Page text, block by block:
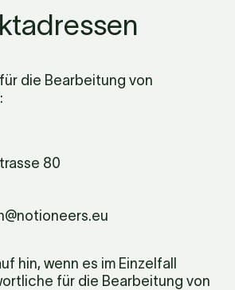
die Bearbeitung von
80
hin, wenn es im Einzelfall
für die Bearbeitung von